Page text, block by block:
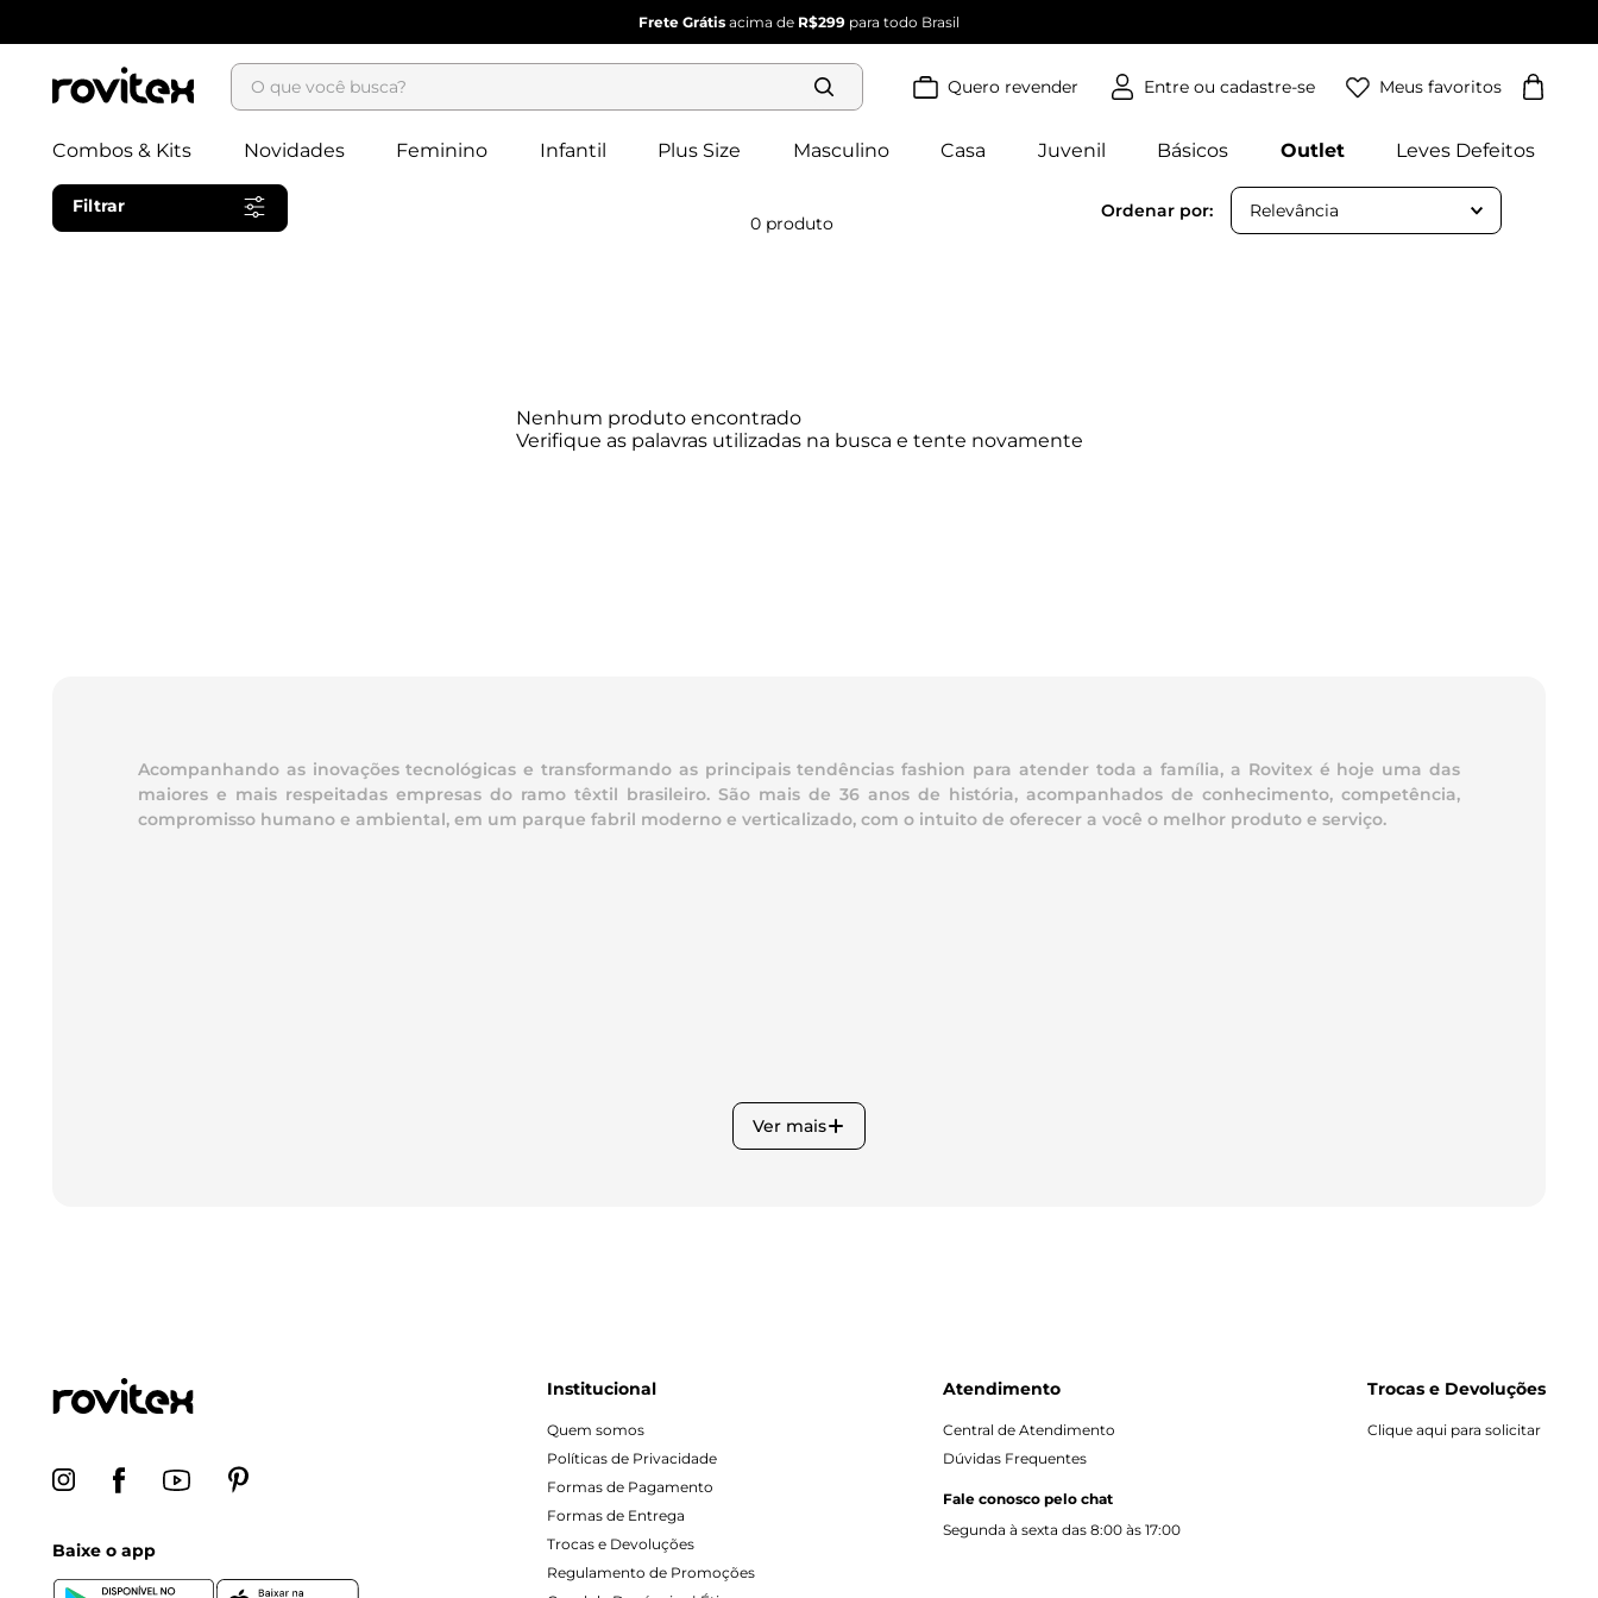
Frete Grátis acima de R$299 para todo Brasil
O que você busca?
Quero revender Meus favoritos
Combos & Kits Novidades Feminino Infantil Plus Size Masculino Casa Juvenil Básicos Outlet Leves Defeitos
Filtrar
0 produto
Relevância
Nenhum produto encontrado
Acompanhando as inovações tecnológicas e transformando as principais tendências fashion para atender toda a família, a Rovitex é hoje uma das
maiores e mais respeitadas empresas do ramo têxtil brasileiro. São mais de 36 anos de história, acompanhados de conhecimento, competência,
compromisso humano e ambiental, em um parque fabril moderno e verticalizado, com o intuito de oferecer a você o melhor produto e serviço.
Ver mais
Baixe o app
Institucional
Quem somos
Políticas de Privacidade
Formas de Pagamento
Formas de Entrega
Trocas e Devoluções
Regulamento de Promoções
Atendimento
Central de Atendimento
Dúvidas Frequentes
Fale conosco pelo chat
Segunda à sexta das 8:00 às 17:00
Trocas e Devoluções
Clique aqui para solicitar
Termos mais
buscados
vestido
vestido